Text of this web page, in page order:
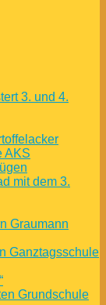
3. und 4.
AKS
mit dem 3.
Graumann
Ganztagsschule
Grundschule